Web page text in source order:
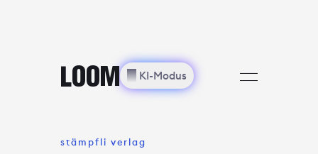
LOOM ✨︎ KI-Modus ═
stämpfli verlag